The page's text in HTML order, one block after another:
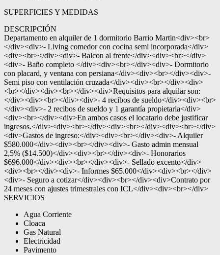
SUPERFICIES Y MEDIDAS
DESCRIPCIÓN
Departamento en alquiler de 1 dormitorio Barrio Martin<div><br>
</div><div>- Living comedor con cocina semi incorporada</div>
<div><br></div><div>- Balcon al frente</div><div><br></div>
<div>- Baño completo </div><div><br></div><div>- Dormitorio
con placard, y ventana con persiana</div><div><br></div><div>-
Semi piso con ventilación cruzada</div><div><br></div><div>
<br></div><div><br></div><div>Requisitos para alquilar son:
</div><div><br></div><div>- 4 recibos de sueldo</div><div><br>
</div><div>- 2 recibos de sueldo y 1 garantía propietaria</div>
<div><br></div><div>En ambos casos el locatario debe justificar
ingresos.</div><div><br></div><div><br></div><div><br></div>
<div>Gastos de ingreso:</div><div><br></div><div>- Alquiler
$580.000</div><div><br></div><div>- Gasto admin mensual
2,5% ($14.500)</div><div><br></div><div>- Honorarios
$696.000</div><div><br></div><div>- Sellado excento</div>
<div><br></div><div>- Informes $65.000</div><div><br></div>
<div>- Seguro a cotizar</div><div><br></div><div>Contrato por
24 meses con ajustes trimestrales con ICL</div><div><br></div>
SERVICIOS
Agua Corriente
Cloaca
Gas Natural
Electricidad
Pavimento